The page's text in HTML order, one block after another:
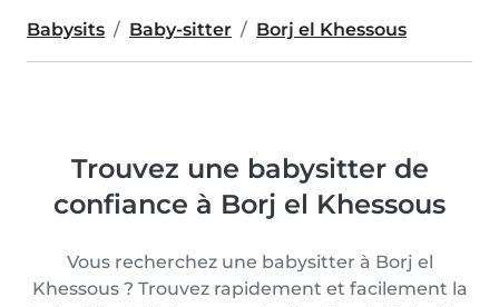
Babysits Baby-sitter Borj el Khessous
Trouvez une babysitter de
confiance à Borj el Khessous
Vous recherchez une babysitter à Borj el
Khessous ? Trouvez rapidement et facilement la